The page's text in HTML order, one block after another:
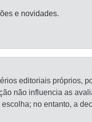
e novidades.
editoriais próprios,
não influencia as
no entanto, a